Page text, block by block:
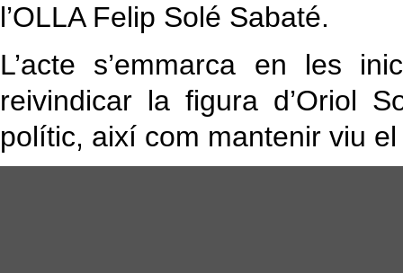
l’OLLA Felip Solé Sabaté.
L’acte s’emmarca en les
reivindicar la figura d’Oriol
polític, així com mantenir viu